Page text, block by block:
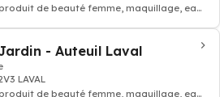
femme, maquillage, eau
- Auteuil Laval
LAVAL
femme, maquillage, eau